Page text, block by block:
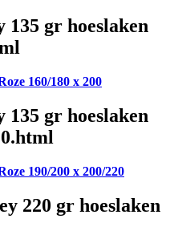
135 gr hoeslaken
160/180 x 200
135 gr hoeslaken
190/200 x 200/220
220 gr hoeslaken